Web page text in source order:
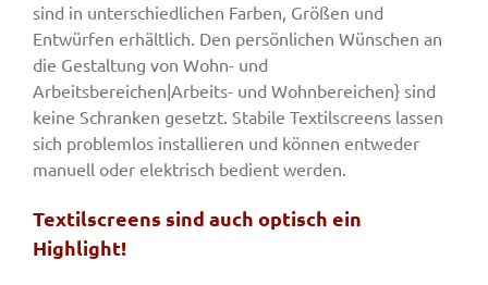
sind in unterschiedlichen Farben, Größen und
Entwürfen erhältlich. Den persönlichen Wünschen an
die Gestaltung von Wohn- und
Arbeitsbereichen|Arbeits- und Wohnbereichen} sind
keine Schranken gesetzt. Stabile Textilscreens lassen
sich problemlos installieren und können entweder
manuell oder elektrisch bedient werden.
Textilscreens sind auch optisch ein
Highlight!